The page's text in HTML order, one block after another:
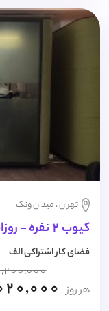
تهران ، میدان ونک
کیوب 2 نفره - روزانه
فضای کار اشتراکی الف
هر روز